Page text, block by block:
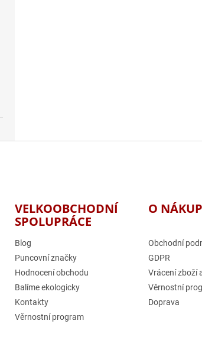
VELKOOBCHODNÍ
SPOLUPRÁCE
Blog
Puncovní značky
Hodnocení obchodu
Balíme ekologicky
Kontakty
Věrnostní program
O
Obchodní
GDPR
Vrácení zboží
Věrnostní
Doprava